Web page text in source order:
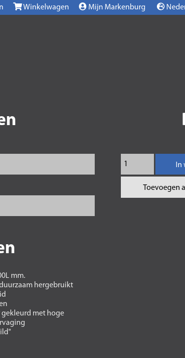
Winkelwagen Mijn Markenburg
mm.
hergebruikt
gekleurd met hoge
Toevoegen